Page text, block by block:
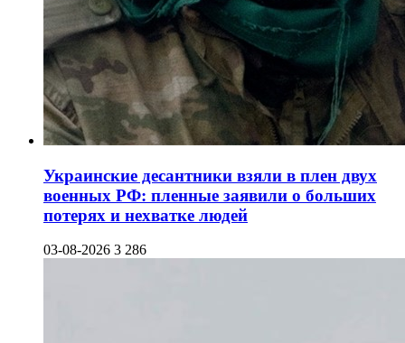
Украинские десантники взяли в плен двух
военных РФ: пленные заявили о больших
потерях и нехватке людей
03-08-2026 3 286